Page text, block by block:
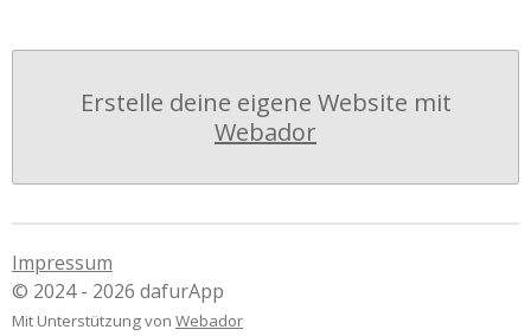
Erstelle deine eigene Website mit
Webador
Impressum
© 2024 - 2026 dafurApp
Mit Unterstützung von Webador